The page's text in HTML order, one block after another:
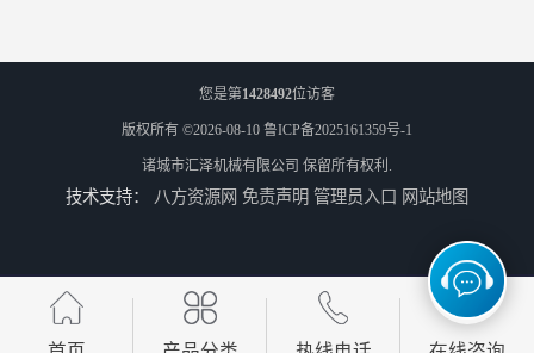
您是第1428492位访客
版权所有 ©2026-08-10 鲁ICP备2025161359号-1
诸城市汇泽机械有限公司 保留所有权利.
技术支持： 八方资源网 免责声明 管理员入口 网站地图